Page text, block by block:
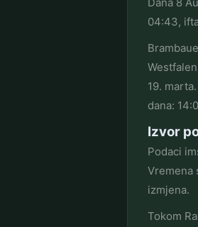
04:43,
19.
dana:
Izvor
Podaci
Vremena
izmjena.
Tokom